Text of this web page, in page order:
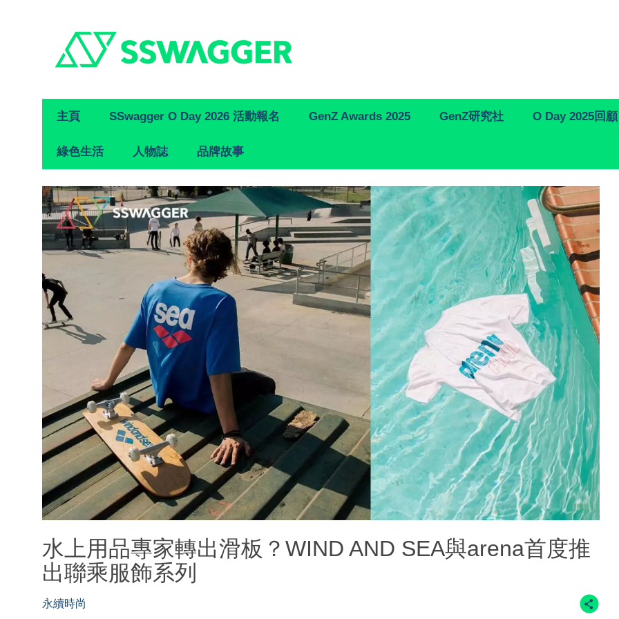
Primary
Navigation
主頁 SSwagger O Day 2026 活動報名 GenZ Awards 2025 GenZ研究社 O Day 2025回顧
綠色生活 人物誌 品牌故事
水上用品專家轉出滑板？WIND AND SEA與arena首度推
出聯乘服飾系列
永續時尚